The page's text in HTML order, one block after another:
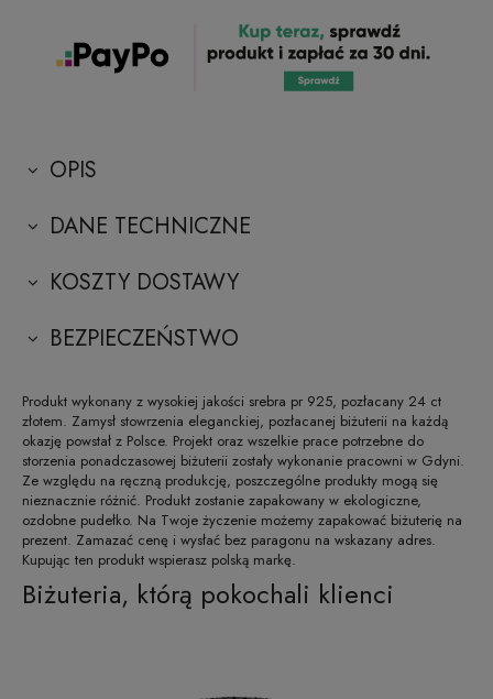
OPIS
DANE TECHNICZNE
KOSZTY DOSTAWY
BEZPIECZEŃSTWO
Produkt wykonany z wysokiej jakości srebra pr 925, pozłacany 24 ct
złotem. Zamysł stowrzenia eleganckiej, pozłacanej biżuterii na każdą
okazję powstał z Polsce. Projekt oraz wszelkie prace potrzebne do
storzenia ponadczasowej biżuterii zostały wykonanie pracowni w Gdyni.
Ze względu na ręczną produkcję, poszczególne produkty mogą się
nieznacznie różnić. Produkt zostanie zapakowany w ekologiczne,
ozdobne pudełko. Na Twoje życzenie możemy zapakować biżuterię na
prezent. Zamazać cenę i wysłać bez paragonu na wskazany adres.
Kupując ten produkt wspierasz polską markę.
Biżuteria, którą pokochali klienci